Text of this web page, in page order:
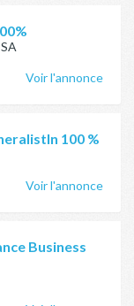
Voir l'annonce
100 %
Voir l'annonce
Business